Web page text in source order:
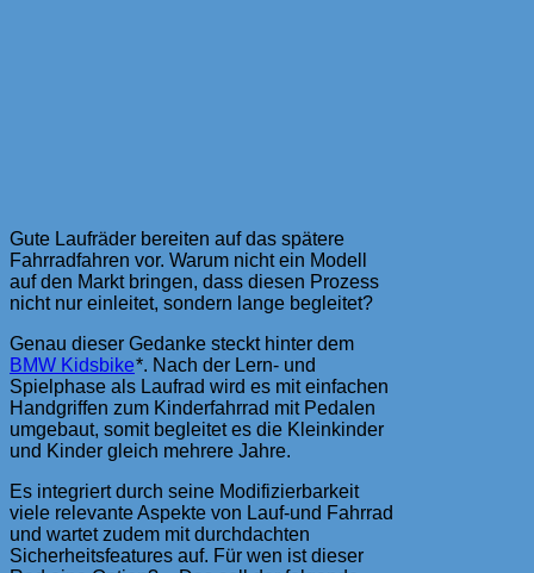
Gute Laufräder bereiten auf das spätere
Fahrradfahren vor. Warum nicht ein Modell
auf den Markt bringen, dass diesen Prozess
nicht nur einleitet, sondern lange begleitet?
Genau dieser Gedanke steckt hinter dem
BMW Kidsbike*. Nach der Lern- und
Spielphase als Laufrad wird es mit einfachen
Handgriffen zum Kinderfahrrad mit Pedalen
umgebaut, somit begleitet es die Kleinkinder
und Kinder gleich mehrere Jahre.
Es integriert durch seine Modifizierbarkeit
viele relevante Aspekte von Lauf-und Fahrrad
und wartet zudem mit durchdachten
Sicherheitsfeatures auf. Für wen ist dieser